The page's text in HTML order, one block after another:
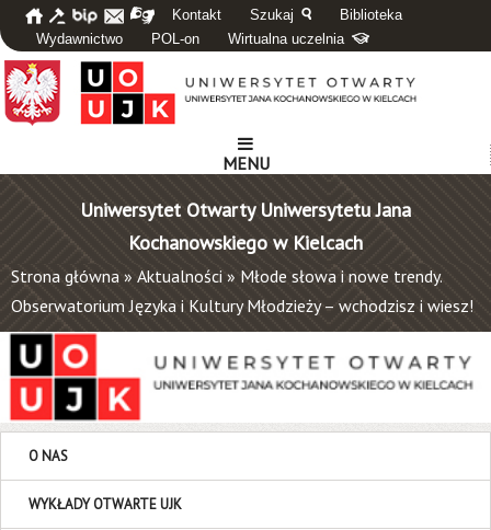
Kontakt Szukaj
Biblioteka
Wydawnictwo
POL-on Wirtualna uczelnia
MENU
Uniwersytet Otwarty Uniwersytetu Jana
Kochanowskiego w Kielcach
Strona główna » Aktualności » Młode słowa i nowe trendy.
Obserwatorium Języka i Kultury Młodzieży – wchodzisz i wiesz!
O NAS
WYKŁADY OTWARTE UJK